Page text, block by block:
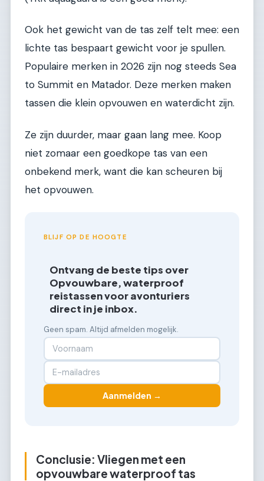
Ook het gewicht van de tas zelf telt mee: een
lichte tas bespaart gewicht voor je spullen.
Populaire merken in 2026 zijn nog steeds Sea
to Summit en Matador. Deze merken maken
tassen die klein opvouwen en waterdicht zijn.
Ze zijn duurder, maar gaan lang mee. Koop
niet zomaar een goedkope tas van een
onbekend merk, want die kan scheuren bij
het opvouwen.
BLIJF OP DE HOOGTE
Ontvang de beste tips over
Opvouwbare, waterproof
reistassen voor avonturiers
direct in je inbox.
Geen spam. Altijd afmelden mogelijk.
Aanmelden →
Conclusie: Vliegen met een
opvouwbare waterproof tas